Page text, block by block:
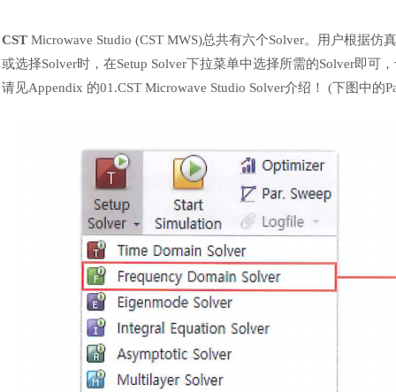
CST Microwave Studio (CST MWS)总共有六个Solver。用户根据
或选择Solver时，在Setup Solver下拉菜单中选择所需的Solver即可
请见Appendix 的01.CST Microwave Studio Solver介绍 ！ (下图中的